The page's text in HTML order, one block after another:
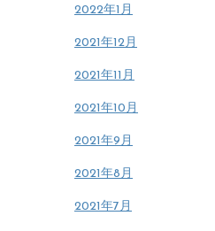
2022年1月
2021年12月
2021年11月
2021年10月
2021年9月
2021年8月
2021年7月